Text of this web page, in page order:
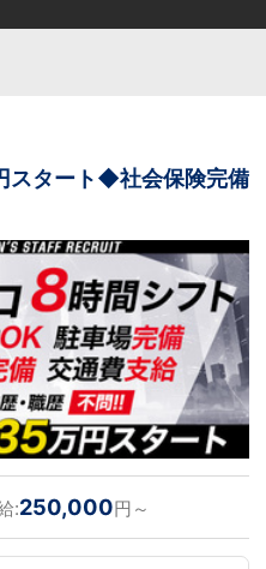
スタート◆社会保険完備
:250,000円～